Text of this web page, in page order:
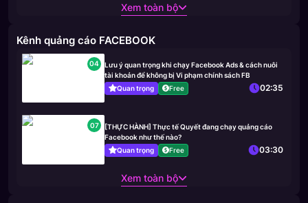
Xem toàn bộ
Kênh quảng cáo FACEBOOK
04
Lưu ý quan trọng khi chạy Facebook Ads & cách nuôi
tài khoản để không bị Vi phạm chính sách FB
Quan trọng
Free 02:35
07
[THỰC HÀNH] Thực tế Quyết đang chạy quảng cáo
Facebook như thế nào?
Quan trọng
Free 03:30
Xem toàn bộ